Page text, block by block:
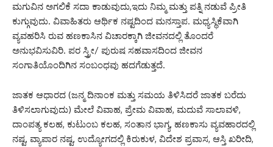
ಮಗುವಿನ ಅಗಲಿಕೆ ಸದಾ ಕಾಡುವುದು,ಇದು ನಿಮ್ಮ ಮತ್ತು ಪತ್ನಿ ನಡುವೆ ಪ್ರೀತಿ
ಕುಗ್ಗುವುದು. ವಿವಾಹಿತರು ಆರ್ಥಿಕ ನಷ್ಟದಿಂದ ಮನಸ್ತಾಪ. ಮಧ್ಯಸ್ಥಿಕೆವಾಗಿ
ವ್ಯವಹರಿಸಿ ರುವ ಹಣಕಾಸಿನ ವಿಚಾರಕ್ಕಾಗಿ ಜೀವನದಲ್ಲಿ ತೊಂದರೆ
ಅನುಭವಿಸುವಿರಿ. ಪರ ಸ್ತ್ರೀ/ ಪುರುಷ ಸಹವಾಸದಿಂದ ಜೀವನ
ಸಂಗಾತಿಯೊಂದಿಗಿನ ಸಂಬಂಧವು ಹದಗೆಡುತ್ತದೆ.
ಜಾತಕ ಆಧಾರದ (ಜನ್ಮ ದಿನಾಂಕ ಮತ್ತು ಸಮಯ ತಿಳಿಸಿದರೆ ಜಾತಕ ಬರೆದು
ತಿಳಿಸಲಾಗುವುದು) ಮೇಲೆ ವಿವಾಹ, ಪ್ರೇಮ ವಿವಾಹ, ಮದುವೆ ಸಾಲಾವಳಿ,
ದಾಂಪತ್ಯ ಕಲಹ, ಕುಟುಂಬ ಕಲಹ, ಸಂತಾನ ಭಾಗ್ಯ, ಹಣಕಾಸು ವ್ಯವಹಾರದಲ್ಲಿ
ನಷ್ಟ, ವ್ಯಾಪಾರ ನಷ್ಟ, ಉದ್ಯೋಗದಲ್ಲಿ ಕಿರುಕುಳ, ವಿದೇಶ ಪ್ರವಾಸ, ಆಸ್ತಿ ಖರೀದಿ,